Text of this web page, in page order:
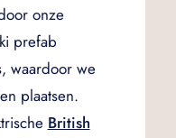
onze
prefab
waardoor we
plaatsen.
British